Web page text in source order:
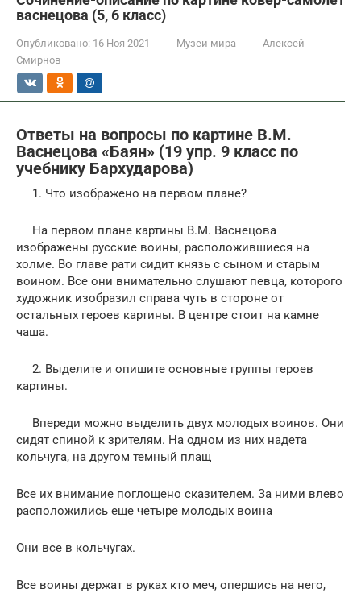
васнецова (5, 6 класс)
Опубликовано: 16 Ноя 2021 Музеи мира
Алексей
Смирнов
Ответы на вопросы по картине В.М.
Васнецова «Баян» (19 упр. 9 класс по
учебнику Бархударова)
1. Что изображено на первом плане?
На первом плане картины В.М. Васнецова
изображены русские воины, расположившиеся на
холме. Во главе рати сидит князь с сыном и старым
воином. Все они внимательно слушают певца, которого
художник изобразил справа чуть в стороне от
остальных героев картины. В центре стоит на камне
чаша.
2. Выделите и опишите основные группы героев
картины.
Впереди можно выделить двух молодых воинов. Они
сидят спиной к зрителям. На одном из них надета
кольчуга, на другом темный плащ
Все их внимание поглощено сказителем. За ними влево
расположились еще четыре молодых воина
Они все в кольчугах.
Все воины держат в руках кто меч, опершись на него,